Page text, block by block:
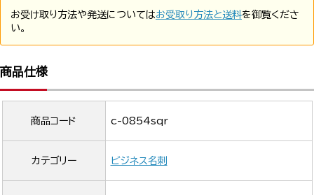
お受け取り方法や発送についてはお受取り方法と送料を御覧くださ
い。
商品仕様
商品コード c-0854sqr
カテゴリー ビジネス名刺